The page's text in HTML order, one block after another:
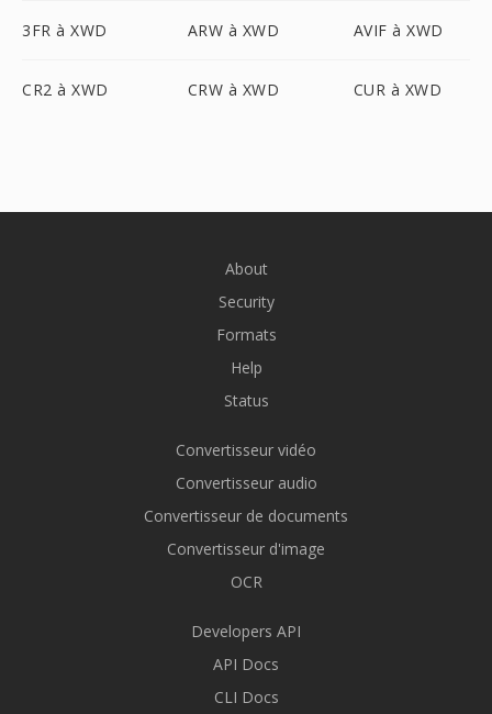
3FR à XWD ARW à XWD AVIF à XWD
CR2 à XWD CRW à XWD CUR à XWD
About
Security
Formats
Help
Status
Convertisseur vidéo
Convertisseur audio
Convertisseur de documents
Convertisseur d'image
OCR
Developers API
API Docs
CLI Docs